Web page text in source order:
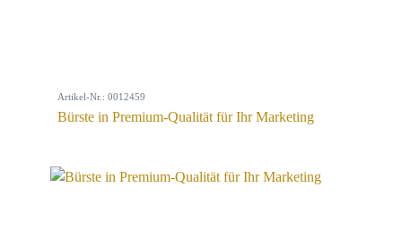
Artikel-Nr.: 0012459
Bürste in Premium-Qualität für Ihr Marketing